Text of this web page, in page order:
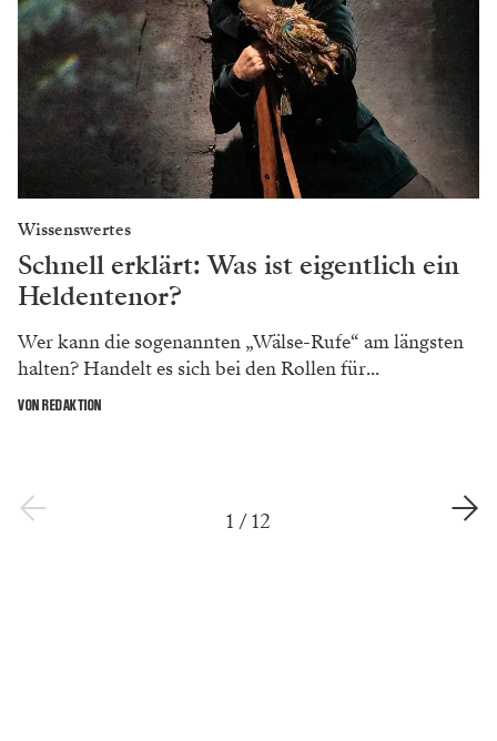
Wissenswertes
Schnell erklärt: Was ist eigentlich ein
Heldentenor?
Wer kann die sogenannten „Wälse-Rufe“ am längsten
halten? Handelt es sich bei den Rollen für...
VON REDAKTION
1 /12